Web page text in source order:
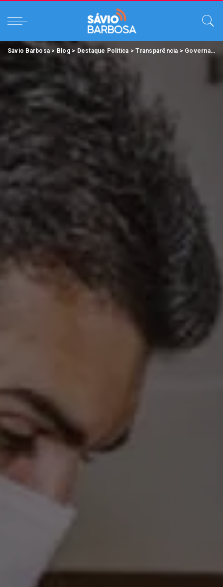
Sávio Barbosa > Blog> Destaque Política >Transparência > Governador Helder Barbalho apresenta ao TCE as contas do Executivo do exercício 2021.